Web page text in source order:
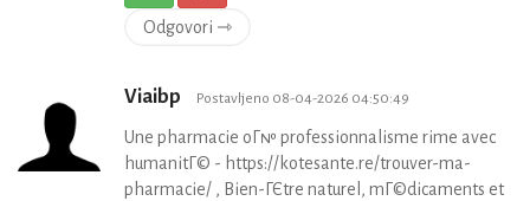
Odgovori ⇾
Viaibp Postavljeno 08-04-2026 04:50:49
Une pharmacie oГ№ professionnalisme rime avec
humanitГ© - https://kotesante.re/trouver-ma-
pharmacie/ , Bien-ГЄtre naturel, mГ©dicaments et